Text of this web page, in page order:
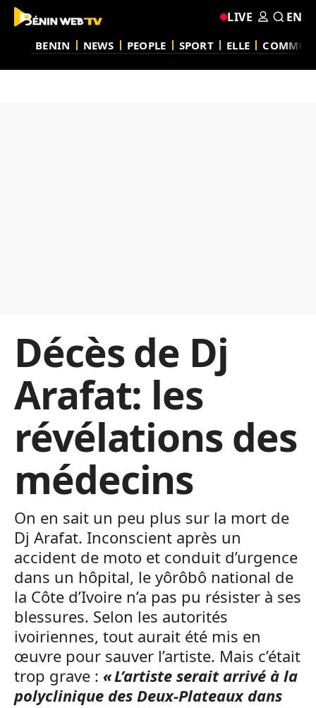
BENIN NEWS PEOPLE SPORT ELLE
LIVE EN
Décès de Dj
Arafat: les
révélations des
médecins
On en sait un peu plus sur la mort de
Dj Arafat. Inconscient après un
accident de moto et conduit d’urgence
dans un hôpital, le yôrôbô national de
la Côte d’Ivoire n’a pas pu résister à ses
blessures. Selon les autorités
ivoiriennes, tout aurait été mis en
œuvre pour sauver l’artiste. Mais c’était
trop grave : « L’artiste serait arrivé à la
polyclinique des Deux-Plateaux dans